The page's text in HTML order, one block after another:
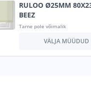
RULOO Ø25MM
BEEZ
Tarne pole võimalik
VÄLJA MÜÜDUD